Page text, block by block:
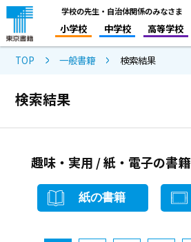
学校の先生・自治体関係のみなさま
小学校 中学校 高等学校
TOP 一般書籍 検索結果
検索結果
趣味・実用 / 紙・電子の書籍
紙の書籍